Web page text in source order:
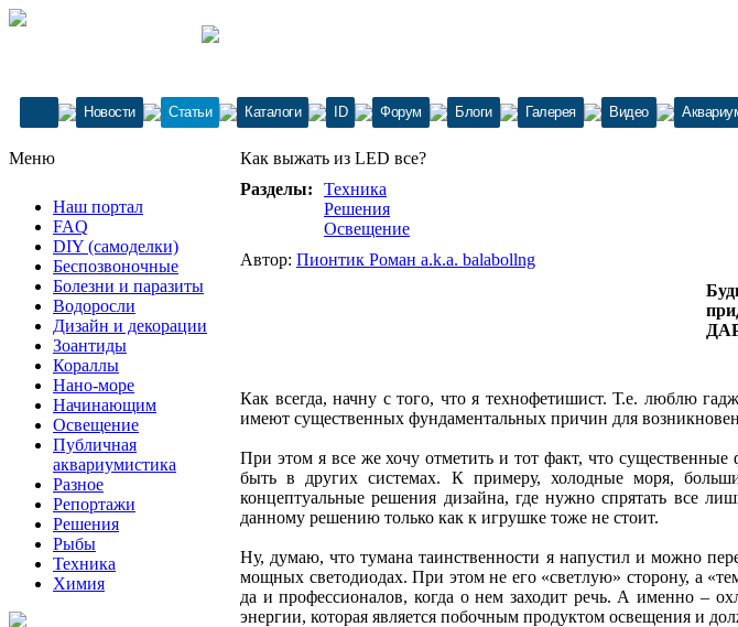
Новости Статьи Каталоги ID Форум Блоги Галерея Видео
Меню
Наш портал
FAQ
DIY (самоделки)
Беспозвоночные
Болезни и паразиты
Водоросли
Дизайн и декорации
Зоантиды
Кораллы
Нано-море
Начинающим
Освещение
Публичная
аквариумистика
Разное
Репортажи
Решения
Рыбы
Техника
Химия
Как выжать из LED все?
Разделы:
Техника
Решения
Освещение
Автор: Пионтик Роман a.k.a. balabollng
Как всегда, начну с того, что я технофетишист. Т.е. люблю
имеют существенных фундаментальных причин для
При этом я все же хочу отметить и тот факт, что
быть в других системах. К примеру, холодные моря,
концептуальные решения дизайна, где нужно спрятать все
данному решению только как к игрушке тоже не стоит.
Ну, думаю, что тумана таинственности я напустил и можно
мощных светодиодах. При этом не его «светлую» сторону, а
да и профессионалов, когда о нем заходит речь. А именно –
энергии, которая является побочным продуктом освещения и